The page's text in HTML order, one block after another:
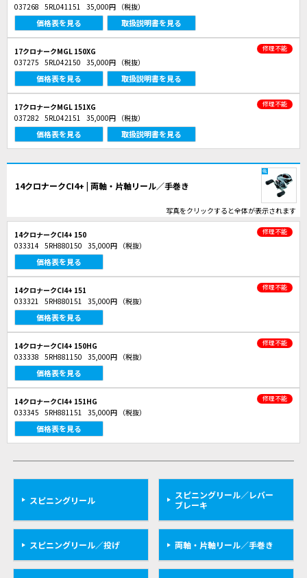
037268 5RL041151 35,000円 （税抜）
価格表を見る 取扱説明書を見る
17クロナークMGL 150XG 修理不能
037275 5RL042150 35,000円 （税抜）
価格表を見る 取扱説明書を見る
17クロナークMGL 151XG 修理不能
037282 5RL042151 35,000円 （税抜）
価格表を見る 取扱説明書を見る
14クロナークCI4+ | 両軸・片軸リール／手巻き
写真をクリックすると全体が表示されます
14クロナークCI4+ 150 修理不能
033314 5RH880150 35,000円 （税抜）
価格表を見る
14クロナークCI4+ 151 修理不能
033321 5RH880151 35,000円 （税抜）
価格表を見る
14クロナークCI4+ 150HG 修理不能
033338 5RH881150 35,000円 （税抜）
価格表を見る
14クロナークCI4+ 151HG 修理不能
033345 5RH881151 35,000円 （税抜）
価格表を見る
スピニングリール
スピニングリール／レバー
ブレーキ
スピニングリール／投げ 両軸・片軸リール／手巻き